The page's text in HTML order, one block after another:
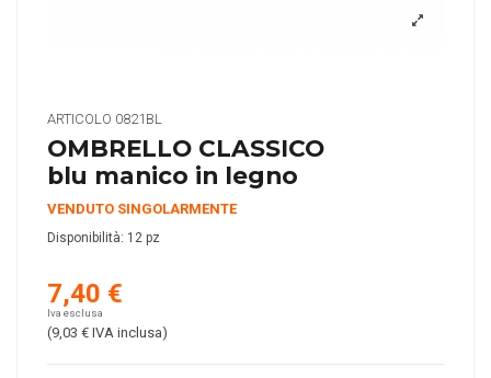
ARTICOLO 0821BL
OMBRELLO CLASSICO
blu manico in legno
VENDUTO SINGOLARMENTE
Disponibilità: 12 pz
7,40 €
Iva esclusa
(9,03 € IVA inclusa)